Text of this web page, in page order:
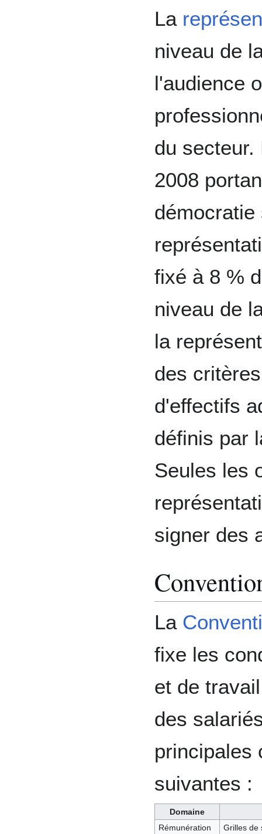
La
niveau de
l'audience
du secteur.
2008
fixé à 8 %
niveau de
la
des
d'effectifs
définis par
Seules les
signer des
La
fixe les
et de
des
principales
suivantes :
Domaine
Rémunération
Grilles de